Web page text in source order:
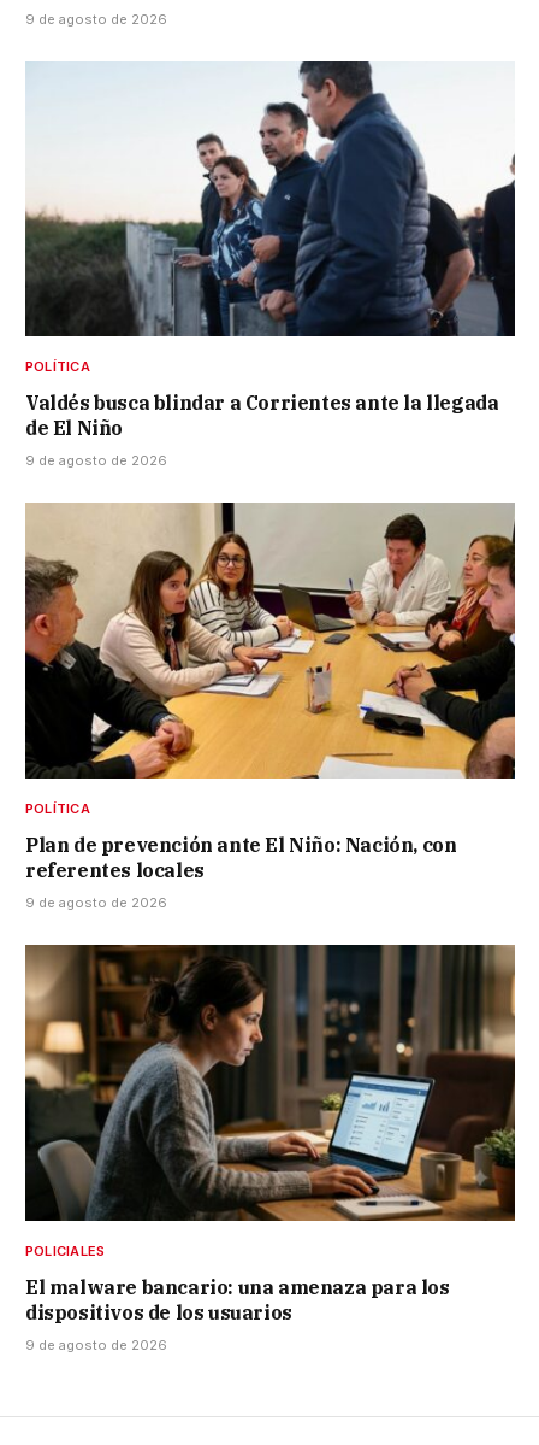
9 de agosto de 2026
POLÍTICA
Valdés busca blindar a Corrientes ante la llegada
de El Niño
9 de agosto de 2026
POLÍTICA
Plan de prevención ante El Niño: Nación, con
referentes locales
9 de agosto de 2026
POLICIALES
El malware bancario: una amenaza para los
dispositivos de los usuarios
9 de agosto de 2026